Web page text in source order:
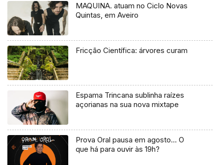
MAQUINA. atuam no Ciclo Novas
Quintas, em Aveiro
Fricção Científica: árvores curam
Espama Trincana sublinha raízes
açorianas na sua nova mixtape
Prova Oral pausa em agosto… O
que há para ouvir às 19h?